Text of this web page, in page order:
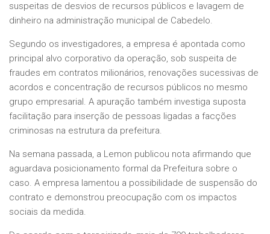
suspeitas de desvios de recursos públicos e lavagem de
dinheiro na administração municipal de Cabedelo.
Segundo os investigadores, a empresa é apontada como
principal alvo corporativo da operação, sob suspeita de
fraudes em contratos milionários, renovações sucessivas de
acordos e concentração de recursos públicos no mesmo
grupo empresarial. A apuração também investiga suposta
facilitação para inserção de pessoas ligadas a facções
criminosas na estrutura da prefeitura.
Na semana passada, a Lemon publicou nota afirmando que
aguardava posicionamento formal da Prefeitura sobre o
caso. A empresa lamentou a possibilidade de suspensão do
contrato e demonstrou preocupação com os impactos
sociais da medida.